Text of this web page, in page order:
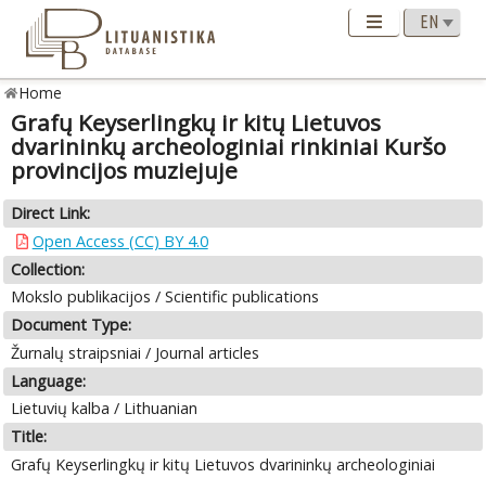
Home
Grafų Keyserlingkų ir kitų Lietuvos
dvarininkų archeologiniai rinkiniai Kuršo
provincijos muziejuje
Direct Link:
Open Access (CC) BY 4.0
Collection:
Mokslo publikacijos / Scientific publications
Document Type:
Žurnalų straipsniai / Journal articles
Language:
Lietuvių kalba / Lithuanian
Title:
Grafų Keyserlingkų ir kitų Lietuvos dvarininkų archeologiniai